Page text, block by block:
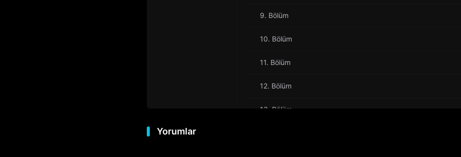
9. Bölüm
10. Bölüm
11. Bölüm
12. Bölüm
13. Bölüm
Yorumlar